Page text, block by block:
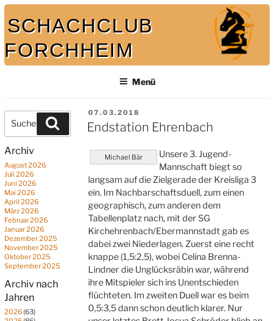
Zum
Inhalt
springen
SCHACHCLUB
FORCHHEIM
Menü
nach:
Suchen
Archiv
August 2026
Juli 2026
Juni 2026
Mai 2026
April 2026
März 2026
Februar 2026
Januar 2026
Dezember 2025
November 2025
Oktober 2025
September 2025
Archiv nach
Jahren
2026(63)
VERÖFFENTLICHT
AM
07.03.2018
Endstation Ehrenbach
Michael Bär
Unsere 3. Jugend-
Mannschaft biegt so
langsam auf die Zielgerade der Kreisliga 3
ein. Im Nachbarschaftsduell, zum einen
geographisch, zum anderen dem
Tabellenplatz nach, mit der SG
Kirchehrenbach/Ebermannstadt gab es
dabei zwei Niederlagen. Zuerst eine recht
knappe (1,5:2,5), wobei Celina Brenna-
Lindner die Unglücksräbin war, während
ihre Mitspieler sich ins Unentschieden
flüchteten. Im zweiten Duell war es beim
0,5:3,5 dann schon deutlich klarer. Nur